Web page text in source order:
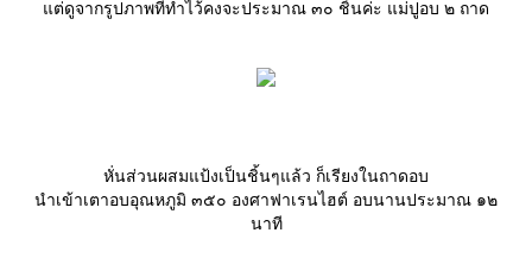
ต่ดูจากรูปภาพที่ทำไว้คงจะประมาณ ๓๐ ชิ้นค่ะ แม่ปูอบ ๒ ถาด
หั่นส่วนผสมแป้งเป็นชิ้นๆแล้ว ก็เรียงในถาดอบ
นำเข้าเตาอบอุณหภูมิ ๓๕๐ องศาฟาเรนไฮต์ อบนานประมาณ ๑๒
นาที